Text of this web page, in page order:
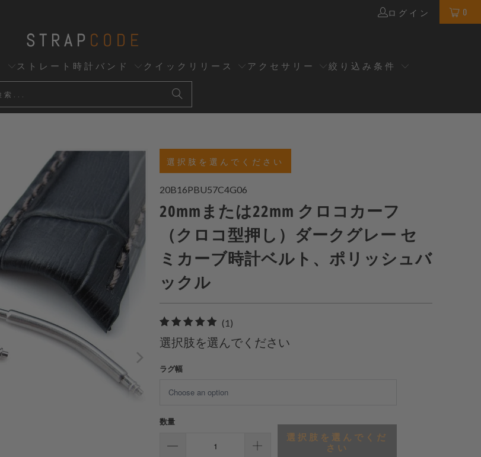
ログイン 0
ストレート時計バンド クイックリリース アクセサリー 絞り込み条件
選択肢を選んでください
20B16PBU57C4G06
20mmまたは22mm クロコカーフ
（クロコ型押し）ダークグレー セ
ミカーブ時計ベルト、ポリッシュバ
ックル
(1)
合
計
選択肢を選んでください
ラグ幅
数量
選択肢を選んでくだ
さい